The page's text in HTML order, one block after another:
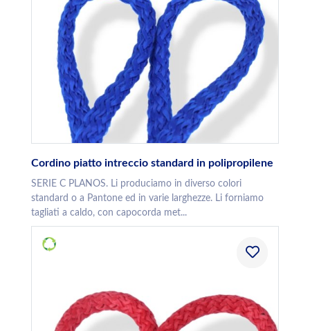
Cordino piatto intreccio standard in polipropilene
SERIE C PLANOS. Li produciamo in diverso colori
standard o a Pantone ed in varie larghezze. Li forniamo
tagliati a caldo, con capocorda met...